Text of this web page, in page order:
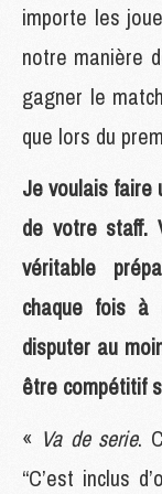
importe les
notre manière
gagner le
que lors du
Je voulais faire
de votre staff.
véritable
chaque fois à
disputer au
être compétitif
« Va de serie.
“C’est inclus